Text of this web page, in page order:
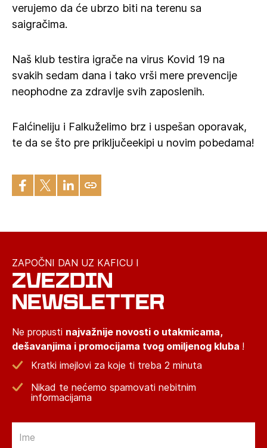
verujemo da će ubrzo biti na terenu sa
saigračima.
Naš klub testira igrače na virus Kovid 19 na
svakih sedam dana i tako vrši mere prevencije
neophodne za zdravlje svih zaposlenih.
Falćineliju i Falkuželimo brz i uspešan oporavak,
te da se što pre priključeekipi u novim pobedama!
ZAPOČNI DAN UZ KAFICU I
ZVEZDIN
NEWSLETTER
Ne propusti najvažnije novosti o utakmicama,
dešavanjima i promocijama tvog omiljenog kluba !
Kratki imejlovi za koje ti treba 2 minuta
Nikad te nećemo spamovati nebitnim
informacijama